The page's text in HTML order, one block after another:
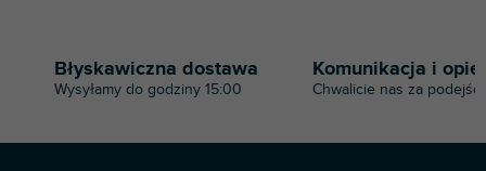
Błyskawiczna dostawa
Wysyłamy do godziny 15:00
Komunikacja i
Chwalicie nas za